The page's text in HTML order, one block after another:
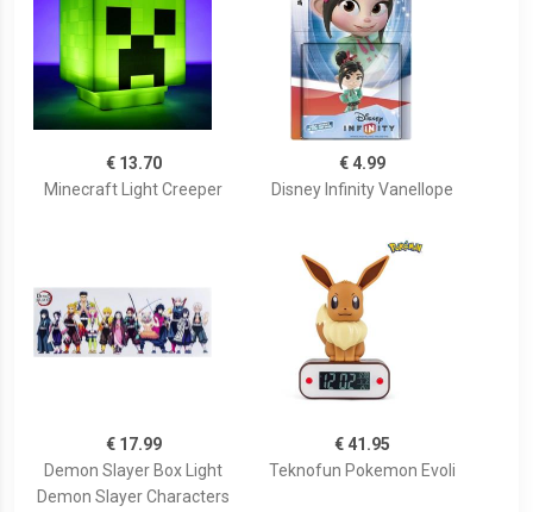
€ 13.70
Minecraft Light Creeper
€ 4.99
Disney Infinity Vanellope
€ 17.99
Demon Slayer Box Light
Demon Slayer Characters
€ 41.95
Teknofun Pokemon Evoli